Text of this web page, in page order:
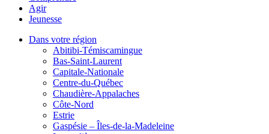
Agir
Jeunesse
Dans votre région
Abitibi-Témiscamingue
Bas-Saint-Laurent
Capitale-Nationale
Centre-du-Québec
Chaudière-Appalaches
Côte-Nord
Estrie
Gaspésie – Îles-de-la-Madeleine